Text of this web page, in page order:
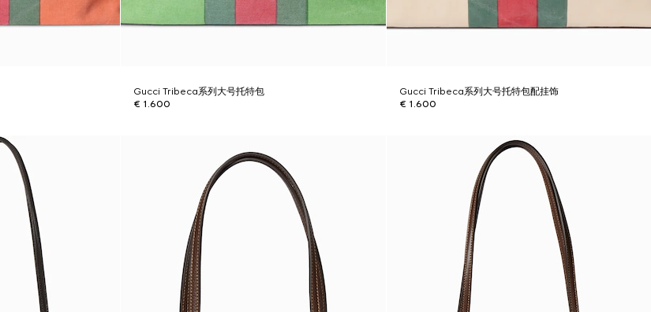
Gucci Tribeca系列大号托特包
€ 1.600
Gucci Tribeca系列大号托特包配挂饰
€ 1.600